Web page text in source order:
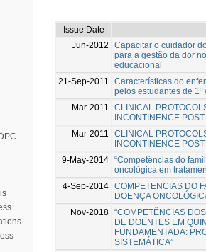
Issue Date
Jun-2012
Capacitar o cuidador
para a gestão da dor
educacional
21-Sep-2011
Características do
pelos estudantes de
Mar-2011
CLINICAL
INCONTINENCE
Mar-2011
CLINICAL
INCONTINENCE
9-May-2014 “Competências do
oncológica em
4-Sep-2014 COMPETENCIAS DO
DOENÇA
Nov-2018 “COMPETÊNCIAS
DE DOENTES EM
FUNDAMENTADA:
SISTEMÁTICA”